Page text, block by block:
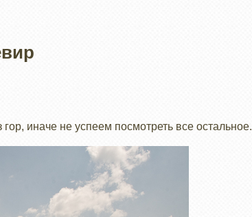
иначе не успеем посмотреть все остальное.